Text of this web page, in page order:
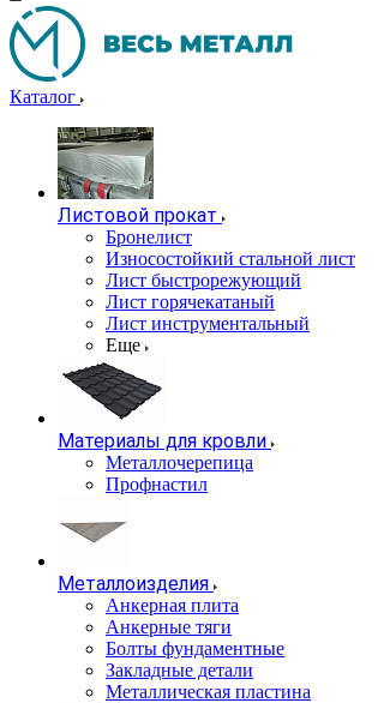
Каталог
Листовой прокат
Бронелист
Износостойкий стальной лист
Лист быстрорежующий
Лист горячекатаный
Лист инструментальный
Еще
Материалы для кровли
Металлочерепица
Профнастил
Металлоизделия
Анкерная плита
Анкерные тяги
Болты фундаментные
Закладные детали
Металлическая пластина